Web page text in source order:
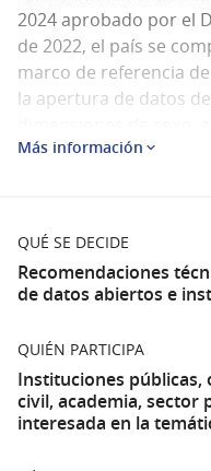
2024 aprobado por el
de 2022, el país se
marco de referencia
la apertura de datos
racial y territorio (
recomendaciones
Recomendaciones
variables
abiertos
.
procedimientos de
incorporar “cláusula
en los llamados
formatos que aplican
Más información
QUÉ SE DECIDE
Recomendaciones
de datos abiertos e
QUIÉN PARTICIPA
Instituciones públicas,
civil, academia, sector
interesada en la